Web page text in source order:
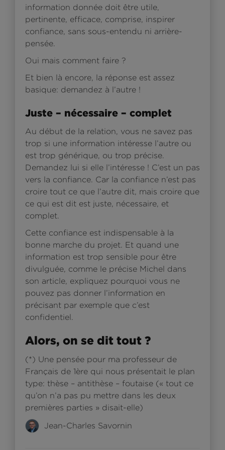
information donnée doit être utile,
pertinente, efficace, comprise, inspirer
confiance, sans sous-entendu ni arrière-
pensée.
Oui mais comment faire ?
Et bien là encore, la réponse est assez
basique: demandez à l’autre !
Juste – nécessaire – complet
Au début de la relation, vous ne savez pas
trop si une information intéresse l’autre ou
est trop générique, ou trop précise.
Demandez lui si elle l’intéresse ! C’est un pas
vers la confiance. Car la confiance n’est pas
croire tout ce que l’autre dit, mais croire que
ce qui est dit est juste, nécessaire, et
complet.
Cette confiance est indispensable à la
bonne marche du projet. Et quand une
information est trop sensible pour être
divulguée, comme le précise Michel dans
son article, expliquez pourquoi vous ne
pouvez pas donner l’information en
précisant par exemple que c’est
confidentiel.
Alors, on se dit tout ?
(*) Une pensée pour ma professeur de
Français de 1ère qui nous présentait le plan
type: thèse – antithèse – foutaise (« tout ce
qu’on n’a pas pu mettre dans les deux
premières parties » disait-elle)
Jean-Charles Savornin